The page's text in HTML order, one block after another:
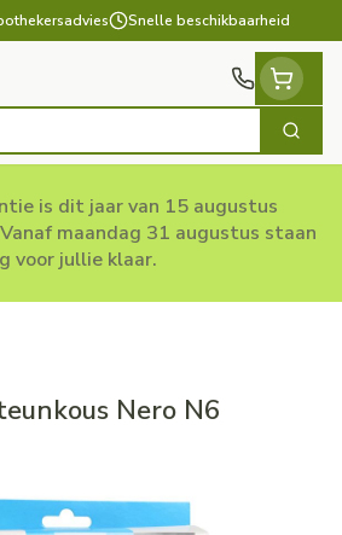
Snelle beschikbaarheid
Zoek
is dit jaar van 15 augustus
maandag 31 augustus staan
voor jullie klaar.
Nero N6